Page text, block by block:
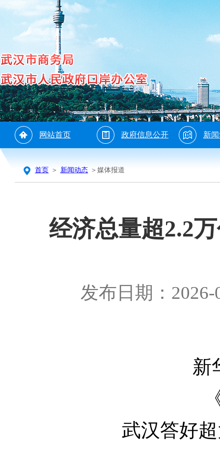
网站首页 政府信息公开 新
首页 ＞ 新闻动态 ＞媒体报道
经济总量超2.2
发布日期：
新
武汉答好